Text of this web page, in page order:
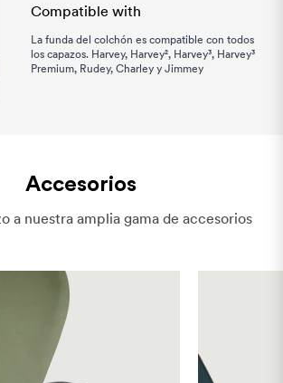
Compatible with
La funda del colchón es compatible con todos
los capazos. Harvey, Harvey², Harvey³, Harvey³
Premium, Rudey, Charley y Jimmey
Accesorios
a nuestra amplia gama de accesorios